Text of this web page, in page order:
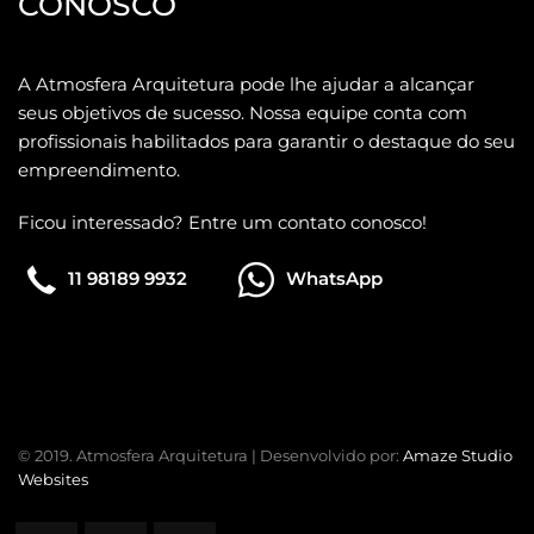
A Atmosfera Arquitetura pode lhe ajudar a alcançar
seus objetivos de sucesso. Nossa equipe conta com
profissionais habilitados para garantir o destaque do seu
empreendimento.
Ficou interessado? Entre um contato conosco!
11 98189 9932 WhatsApp
© 2019. Atmosfera Arquitetura | Desenvolvido por: Amaze Studio
Websites